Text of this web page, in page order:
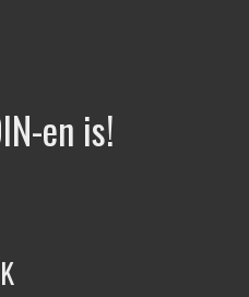
en is!